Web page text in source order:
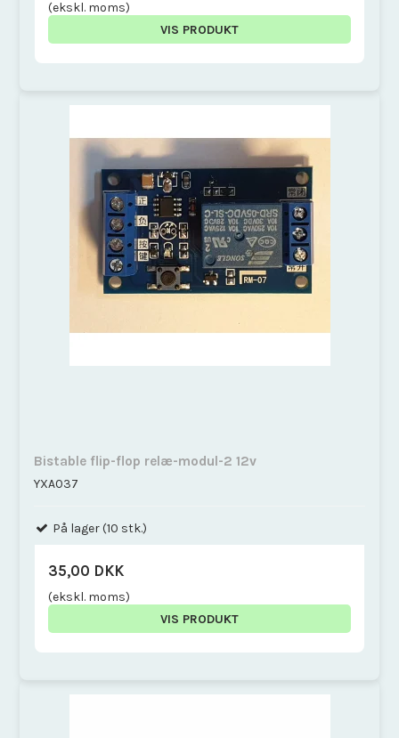
(ekskl. moms)
VIS PRODUKT
Bistable flip-flop relæ-modul-2 12v
YXA037
På lager (10 stk.)
35,00 DKK
(ekskl. moms)
VIS PRODUKT